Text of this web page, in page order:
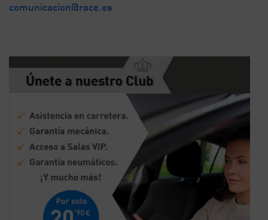
comunicacion@race.es